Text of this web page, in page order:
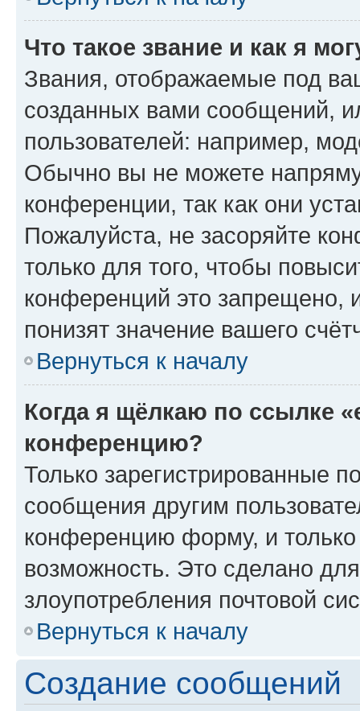
Что такое звание и как я
Звания, отображаемые под
созданных вами сообщений,
пользователей: например,
Обычно вы не можете
конференции, так как они
Пожалуйста, не засоряйте
только для того, чтобы
конференций это запрещено,
понизят значение вашего
Вернуться к началу
Когда я щёлкаю по ссылке
конференцию?
Только зарегистрированные
сообщения другим
конференцию форму, и
возможность. Это сделано
злоупотребления почтовой
Вернуться к началу
Создание сообщений